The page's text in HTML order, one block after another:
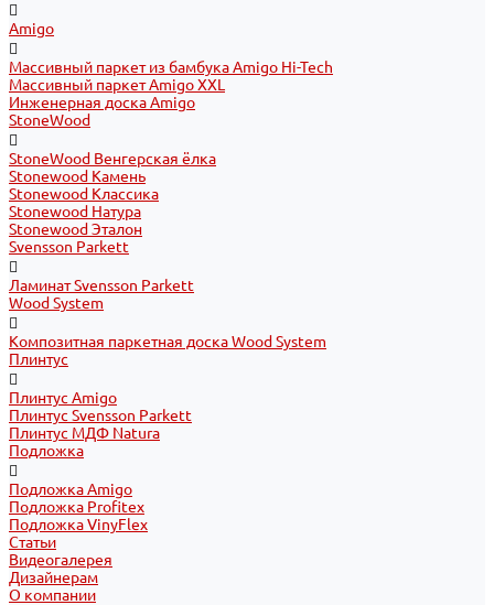
Amigo
Массивный паркет из бамбука Amigo Hi-Tech
Массивный паркет Amigo XXL
Инженерная доска Amigo
StoneWood
StoneWood Венгерская ёлка
Stonewood Камень
Stonewood Классика
Stonewood Натура
Stonewood Эталон
Svensson Parkett
Ламинат Svensson Parkett
Wood System
Композитная паркетная доска Wood System
Плинтус
Плинтус Amigo
Плинтус Svensson Parkett
Плинтус МДФ Natura
Подложка
Подложка Amigo
Подложка Profitex
Подложка VinyFlex
Статьи
Видеогалерея
Дизайнерам
О компании